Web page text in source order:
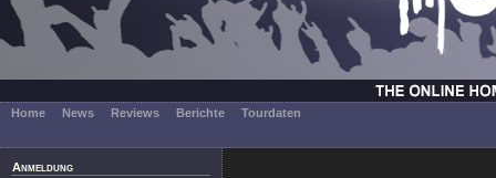
Home News Reviews Berichte Tourdaten
Anmeldung